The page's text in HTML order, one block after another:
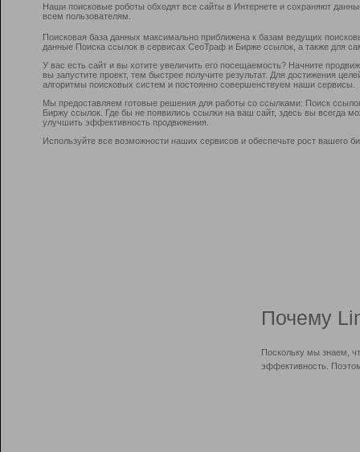
Наши поисковые роботы обходят все сайты в Интернете и сохраняют
всем пользователям.
Поисковая база данных максимально приближена к базам ведущих
данные Поиска ссылок в сервисах СеоТраф и Бирже ссылок, а также для
У вас есть сайт и вы хотите увеличить его посещаемость? Начните
вы запустите проект, тем быстрее получите результат. Для достижения
алгоритмы поисковых систем и постоянно совершенствуем наши сервисы.
Мы предоставляем готовые решения для работы со ссылками: Поиск
Биржу ссылок. Где бы не появились ссылки на ваш сайт, здесь вы всегда
улучшить эффективность продвижения.
Используйте все возможности наших сервисов и обеспечьте рост вашего
Почему
Поскольку мы знаем,
эффективность.